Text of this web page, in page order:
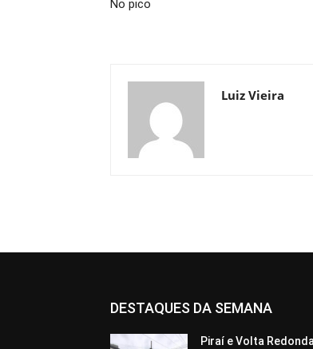
No pico
Luiz Vieira
DESTAQUES DA SEMANA
Piraí e Volta